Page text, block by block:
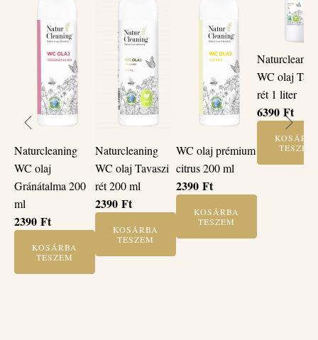
Naturcleaning
WC olaj
Gránátalma 200
ml
2390 Ft
KOSÁRBA
TESZEM
Naturcleaning
WC olaj Tavaszi
rét 200 ml
2390 Ft
KOSÁRBA
TESZEM
WC olaj prémium
citrus 200 ml
2390 Ft
KOSÁRBA
TESZEM
WC olaj
rét 1 liter
6390 Ft
TESZEM